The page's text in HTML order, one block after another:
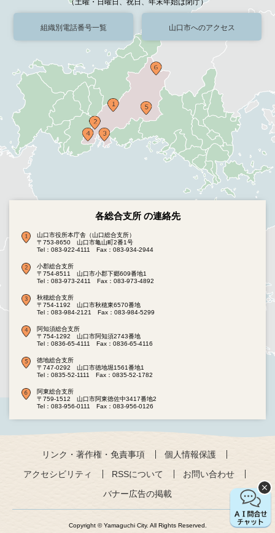
組織別電話番号一覧 山口市へのアクセス
各総合支所 の連絡先
山口市役所本庁舎（山口総合支所）
〒753-8650 山口市亀山町2番1号
Tel：083-922-4111
Fax：083-934-2944
小郡総合支所
〒754-8511 山口市小郡下郷609番地1
Tel：083-973-2411
Fax：083-973-4892
秋穂総合支所
〒754-1192 山口市秋穂東6570番地
Tel：083-984-2121
Fax：083-984-5299
阿知須総合支所
〒754-1292 山口市阿知須2743番地
Tel：0836-65-4111
Fax：0836-65-4116
徳地総合支所
〒747-0292 山口市徳地堀1561番地1
Tel：0835-52-1111
Fax：0835-52-1782
阿東総合支所
〒759-1512 山口市阿東徳佐中3417番地2
Tel：083-956-0111
Fax：083-956-0126
リンク・著作権・免責事項
個人情報保護
アクセシビリティ
RSSについて
お問い合わせ
バナー広告の掲載
Copyright © Yamaguchi City. All Rights Reserved.